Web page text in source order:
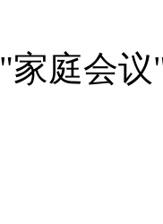
家庭会